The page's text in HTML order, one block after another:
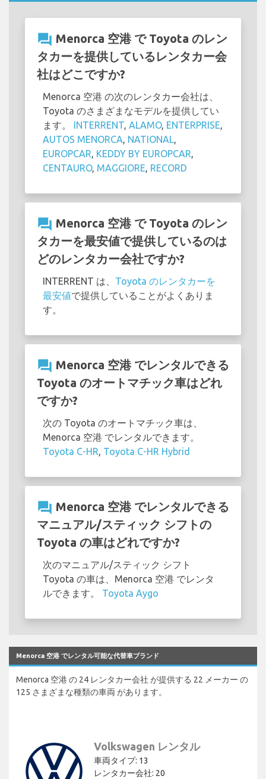
question_answer Menorca 空港 で Toyota のレン
タカーを提供しているレンタカー会
社はどこですか?
Menorca 空港 の次のレンタカー会社は、
Toyota のさまざまなモデルを提供してい
ます。 INTERRENT, ALAMO, ENTERPRISE,
AUTOS MENORCA, NATIONAL,
EUROPCAR, KEDDY BY EUROPCAR,
CENTAURO, MAGGIORE, RECORD
question_answer Menorca 空港 で Toyota のレン
タカーを最安値で提供しているのは
どのレンタカー会社ですか?
INTERRENT は、 Toyota のレンタカーを
最安値で提供していることがよくありま
す。
question_answer Menorca 空港 でレンタルできる
Toyota のオートマチック車はどれ
ですか?
次の Toyota のオートマチック車は、
Menorca 空港 でレンタルできます。
Toyota C-HR, Toyota C-HR Hybrid
question_answer Menorca 空港 でレンタルできる
マニュアル/スティック シフトの
Toyota の車はどれですか?
次のマニュアル/スティック シフト
Toyota の車は、Menorca 空港 でレンタ
ルできます。 Toyota Aygo
Menorca 空港 でレンタル可能な代替車ブランド
Menorca 空港 の 24 レンタカー会社 が提供する 22 メーカー の
125 さまざまな種類の車両 があります。
Volkswagen レンタル
車両タイプ: 13
レンタカー会社: 20